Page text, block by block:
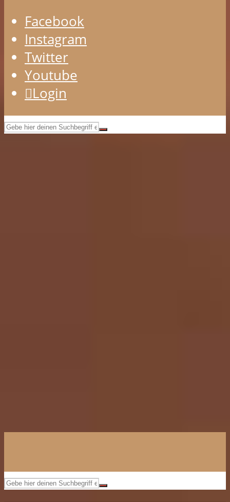
Facebook
Instagram
Twitter
Youtube
Login